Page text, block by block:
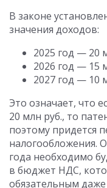
В законе
значения доходов:
2025 год — 20
2026 год — 15
2027 год — 10
Это означает, что
20 млн руб., то
поэтому придется
налогообложения.
года необходимо
в бюджет НДС,
обязательным